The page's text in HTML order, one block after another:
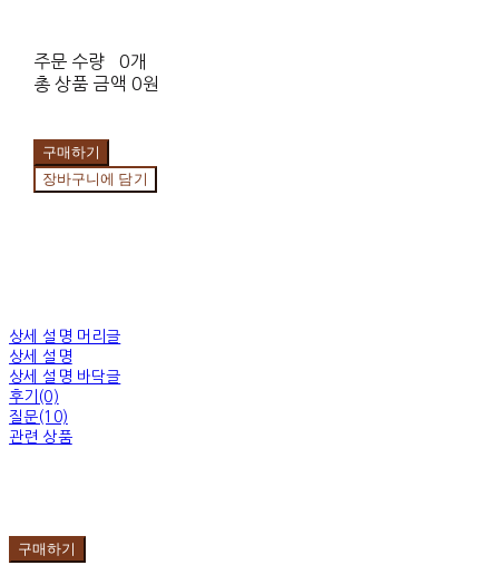
주문 수량
0개
총 상품 금액 0원
구매하기
장바구니에 담기
상세 설명 머리글
상세 설명
상세 설명 바닥글
후기(0)
질문(10)
관련 상품
구매하기